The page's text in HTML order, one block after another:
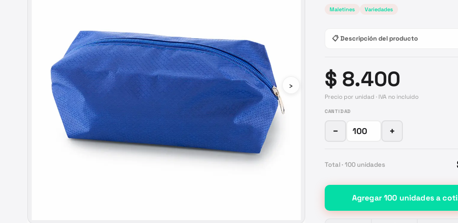
›
Maletines Variedades
📋 Descripción del producto
$ 8.400
Precio por unidad · IVA no incluido
CANTIDAD
− +
Total · 100 unidades
Agregar100 unidadesa